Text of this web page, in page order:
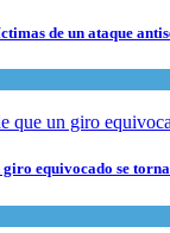
de un ataque
giro equivocado se